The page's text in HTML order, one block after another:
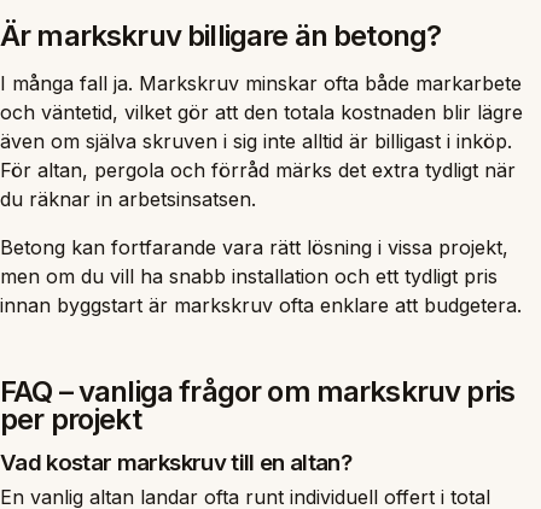
Är markskruv billigare än betong?
I många fall ja. Markskruv minskar ofta både markarbete
och väntetid, vilket gör att den totala kostnaden blir lägre
även om själva skruven i sig inte alltid är billigast i inköp.
För altan, pergola och förråd märks det extra tydligt när
du räknar in arbetsinsatsen.
Betong kan fortfarande vara rätt lösning i vissa projekt,
men om du vill ha snabb installation och ett tydligt pris
innan byggstart är markskruv ofta enklare att budgetera.
FAQ – vanliga frågor om markskruv pris
per projekt
Vad kostar markskruv till en altan?
En vanlig altan landar ofta runt individuell offert i total